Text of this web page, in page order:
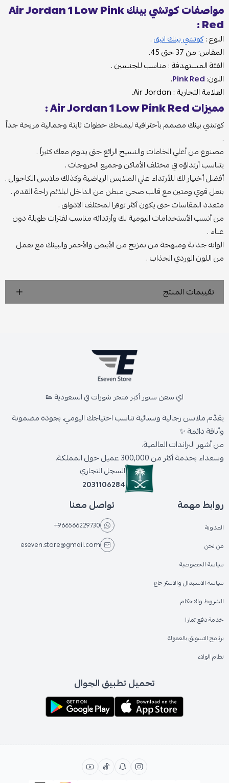
مواصفات كوتشي بينك Air Jordan 1 Low Pink
Red :
النوع :كوتشي بينك انيق.
المقاس: من 37 حتى 45.
الفئة المستهدفة : مناسب للجنسين .
اللون: Pink Red
.
العلامة التجارية : Air Jordan.
مميزات Air Jordan 1 Low Pink Red :
كوتشي بينك مصمم بأحترافية ليمنحك خطوات ثابتة وجمالية مريحة جداً
.
مصنوع من أعلي الخامات والنسيج الرائع حتى يدوم معك كثيراً .
يتناسب أرتداؤه في مختلف الأماكن وجميع الخروجات .
أفضل أختيار لك للأرتداء علي الملابس الرياضية وكذلك ملابس الكاجوال .
بنعل قوي ومتين مع قالب صحي مبطن من الداخل ليلائم راحة القدم .
متعدد المقاسات حتى يكون أكثر توفرا لمختلف الاذواق .
من أنسب الأستخدامات اليومية لك وأرتدائه مناسب لفترات طويلة دون
عناء .
الوانه جذابة ومبهجة من بمزيج من الأبيض والأحمر والبينك مع نعمل
من اللون الوردي الجذاب .
تقييمات المنتج
اي سفن ستور أكبر متجر شوزات في السعودية 👟
يقدّم ملابس رجالية ونسائية تناسب احتياجك اليومي، بجودة مضمونة
وأناقة دائمة ✨
من أشهر البراندات العالمية،
وسعداء بخدمة أكثر من 300,000 عميل حول المملكة.
السجل التجاري
2031106284
روابط مهمة
المدونة
من نحن
سياسة الخصوصية
سياسة الاستبدال والاسترجاع
الشروط والاحكام
خدمة دفع تمارا
برنامج التسويق بالعمولة
نظام الولاء
تواصل معنا
+966566229730
eseven.store@gmail.com
تحميل تطبيق الجوال